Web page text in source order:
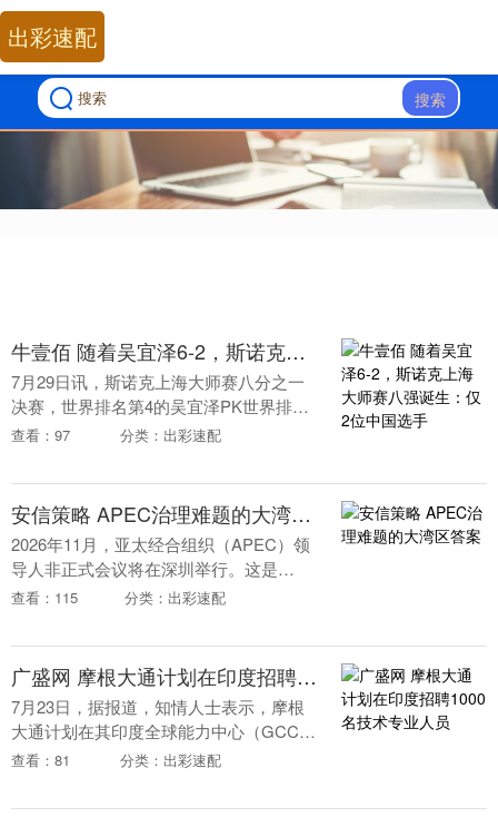
搜索
出彩速配
牛壹佰 随着吴宜泽6-2，斯诺克上海大师赛八强诞生：仅2位中国选手
7月29日讯，斯诺克上海大师赛八分之一
决赛，世界排名第4的吴宜泽PK世界排名
第16的斯佳辉。 单看综合硬实力，吴宜泽
准有顶级....
查看：97 分类：出彩速配
安信策略 APEC治理难题的大湾区答案
2026年11月，亚太经合组织（APEC）领
导人非正式会议将在深圳举行。这是
APEC第三次进入中国时间从2001年上
承....
查看：115 分类：出彩速配
广盛网 摩根大通计划在印度招聘1000名技术专业人员
7月23日，据报道，知情人士表示，摩根
大通计划在其印度全球能力中心（GCC）
招聘约1000名技术专业人员。招聘岗位将
道等领域....
查看：81 分类：出彩速配